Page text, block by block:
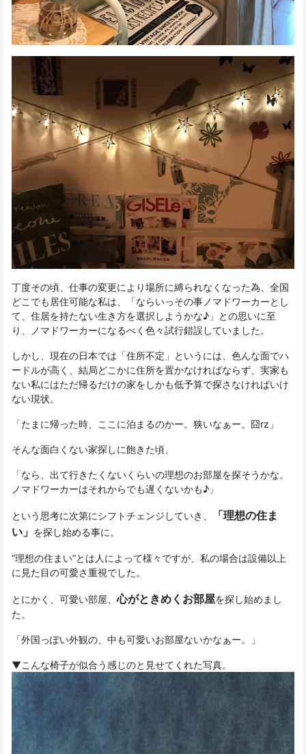
丁度その頃、仕事の変更により場所に縛られなくなった為、全国
どこでも居住可能な私は、「ならいっその事ノマドワーカーとし
て、住居を持たない生き方を選択しようかな♪」との思いに至
り、ノマドワーカーになるべく色々試行錯誤していました。
しかし、現在の日本では「住所不定」というには、色んな面でハ
ードルが高く、結局どこかに住所を置かなければならず、実家も
ない私にはただ帰るだけの家をしかも低予算で探さなければいけ
ない現状。
「たまに帰った時、ここに泊まるのかー。狭いなぁー。囧rz」
そんな面白くない家探しに飽きた頃、
「なら、出て行きたくないくらいの理想のお部屋を探そうかな。
ノマドワーカーはそれからでも遅くないかも♪」
という思考に次第にシフトチェンジしていき、
「理想の住ま
い」 を探し始める事に。
“理想の住まい”とは人によって様々ですが、私の場合は設備以上
に見た目の可愛さ重視でした。
とにかく、可愛い部屋、心がときめくお部屋を探し始めまし
た。
「外国っぽい外観の、中も可愛いお部屋ないかなぁー。」
▼こんな椅子が似合う感じのと見せてくれた写真。